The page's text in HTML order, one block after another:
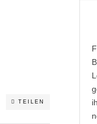
TEILEN